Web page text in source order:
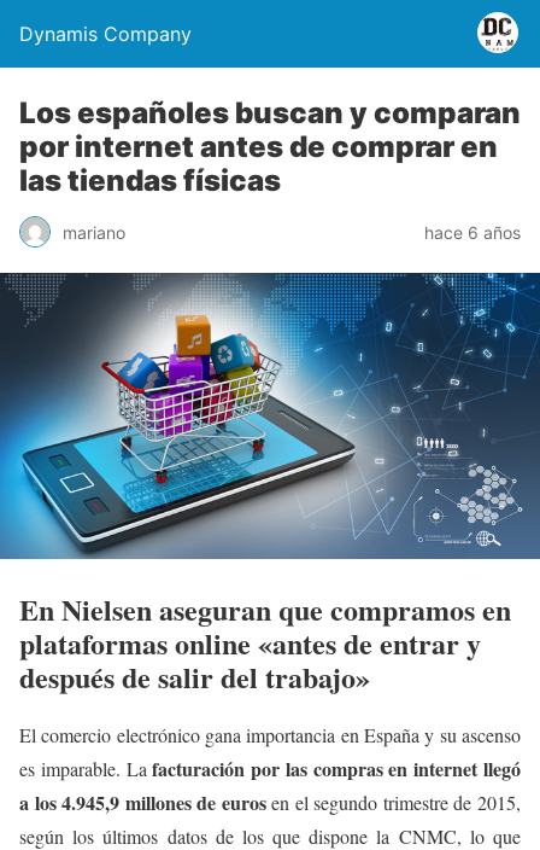
Dynamis Company
Los españoles buscan y comparan
por internet antes de comprar en
las tiendas físicas
mariano hace 6 años
En Nielsen aseguran que compramos en
plataformas online «antes de entrar y
después de salir del trabajo»
El comercio electrónico gana importancia en España y su ascenso
es imparable. Lafacturación por las compras en internet llegó
a los 4.945,9 millones de eurosen el segundo trimestre de 2015,
según los últimos datos de los que dispone la CNMC, lo que